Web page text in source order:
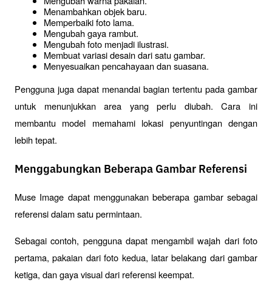
Menambahkan objek baru.
Memperbaiki foto lama.
Mengubah gaya rambut.
Mengubah foto menjadi ilustrasi.
Membuat variasi desain dari satu gambar.
Menyesuaikan pencahayaan dan suasana.
Pengguna juga dapat menandai bagian tertentu pada gambar
untuk menunjukkan area yang perlu diubah. Cara ini
membantu model memahami lokasi penyuntingan dengan
lebih tepat.
Menggabungkan Beberapa Gambar Referensi
Muse Image dapat menggunakan beberapa gambar sebagai
referensi dalam satu permintaan.
Sebagai contoh, pengguna dapat mengambil wajah dari foto
pertama, pakaian dari foto kedua, latar belakang dari gambar
ketiga, dan gaya visual dari referensi keempat.